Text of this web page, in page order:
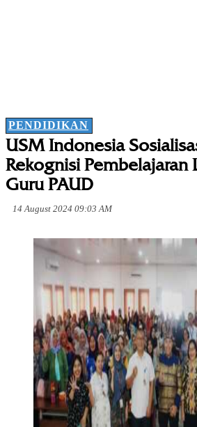
PENDIDIKAN
USM Indonesia
Rekognisi Pembelajaran
Guru PAUD
14 August 2024 09:03 AM